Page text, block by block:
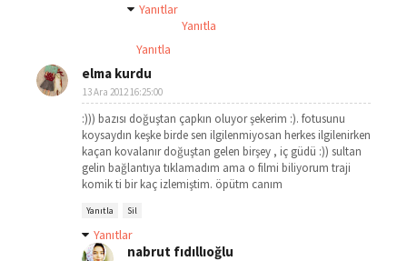
Yanıtlar
Yanıtla
Yanıtla
elma kurdu
13 Ara 2012 16:25:00
:))) bazısı doğuştan çapkın oluyor şekerim :). fotusunu
koysaydın keşke birde sen ilgilenmiyosan herkes ilgilenirken
kaçan kovalanır doğuştan gelen birşey , iç güdü :)) sultan
gelin bağlantıya tıklamadım ama o filmi biliyorum traji
komik ti bir kaç izlemiştim. öpütm canım
Yanıtla Sil
Yanıtlar
nabrut fıdıllıoğlu